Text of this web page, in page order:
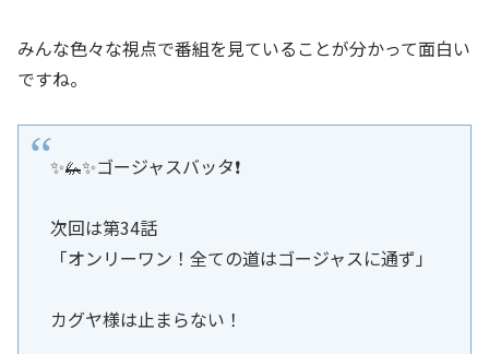
みんな色々な視点で番組を見ていることが分かって面白い
ですね。
✨🦗✨ゴージャスバッタ❗️
次回は第34話
「オンリーワン！全ての道はゴージャスに通ず」
カグヤ様は止まらない！